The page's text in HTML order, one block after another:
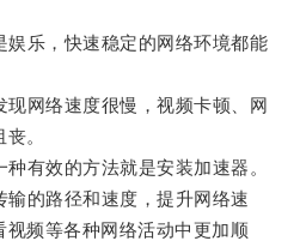
乐，快速稳定的网络环境都能
网络速度很慢，视频卡顿、网
。
效的方法就是安装加速器。
的路径和速度，提升网络速
视频等各种网络活动中更加顺